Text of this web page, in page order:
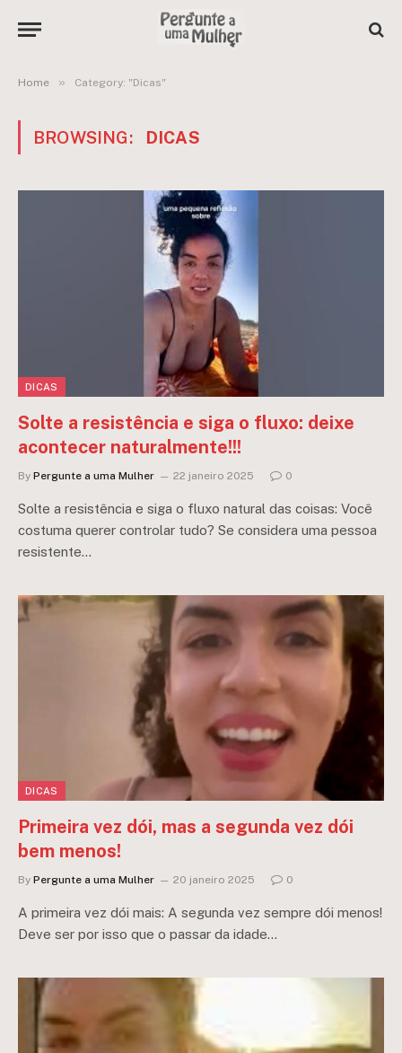
Home » Category: "Dicas"
BROWSING: DICAS
DICAS
Solte a resistência e siga o fluxo: deixe
acontecer naturalmente!!!
By Pergunte a uma Mulher 22 janeiro 2025 0
Solte a resistência e siga o fluxo natural das coisas: Você
costuma querer controlar tudo? Se considera uma pessoa
resistente…
DICAS
Primeira vez dói, mas a segunda vez dói
bem menos!
By Pergunte a uma Mulher 20 janeiro 2025 0
A primeira vez dói mais: A segunda vez sempre dói menos!
Deve ser por isso que o passar da idade…